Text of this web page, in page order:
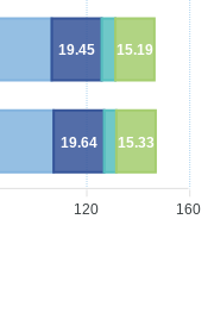
19.45
19.64
15.19
15.33
160
120